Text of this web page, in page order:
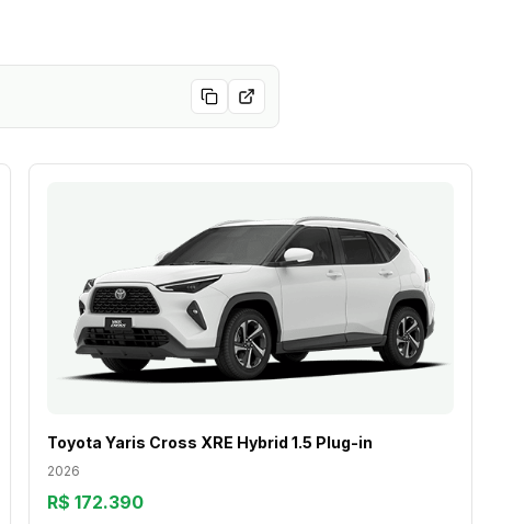
Toyota Yaris Cross XRE Hybrid 1.5 Plug-in
2026
R$ 172.390